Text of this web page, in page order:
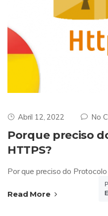
Abril 12, 2022 No
Porque preciso
HTTPS?
Por que preciso do
Read More